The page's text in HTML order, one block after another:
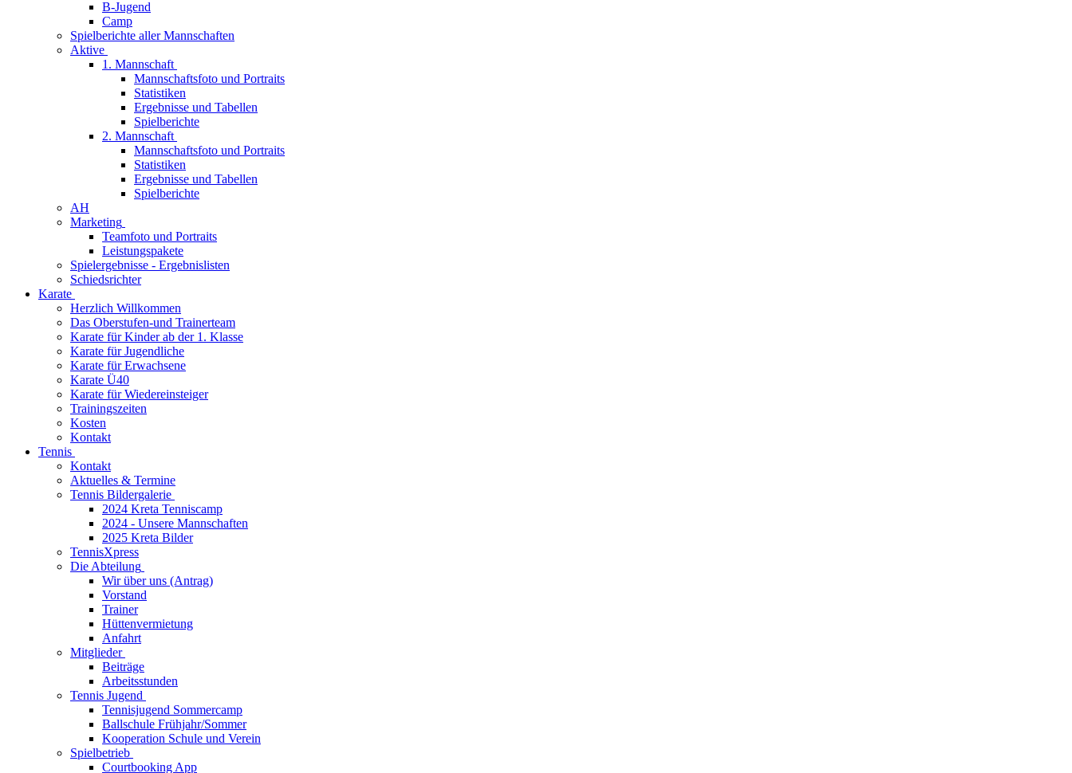
B-Jugend
Camp
Spielberichte aller Mannschaften
Aktive
1. Mannschaft
Mannschaftsfoto und Portraits
Statistiken
Ergebnisse und Tabellen
Spielberichte
2. Mannschaft
Mannschaftsfoto und Portraits
Statistiken
Ergebnisse und Tabellen
Spielberichte
AH
Marketing
Teamfoto und Portraits
Leistungspakete
Spielergebnisse - Ergebnislisten
Schiedsrichter
Karate
Herzlich Willkommen
Das Oberstufen-und Trainerteam
Karate für Kinder ab der 1. Klasse
Karate für Jugendliche
Karate für Erwachsene
Karate Ü40
Karate für Wiedereinsteiger
Trainingszeiten
Kosten
Kontakt
Tennis
Kontakt
Aktuelles & Termine
Tennis Bildergalerie
2024 Kreta Tenniscamp
2024 - Unsere Mannschaften
2025 Kreta Bilder
TennisXpress
Die Abteilung
Wir über uns (Antrag)
Vorstand
Trainer
Hüttenvermietung
Anfahrt
Mitglieder
Beiträge
Arbeitsstunden
Tennis Jugend
Tennisjugend Sommercamp
Ballschule Frühjahr/Sommer
Kooperation Schule und Verein
Spielbetrieb
Courtbooking App